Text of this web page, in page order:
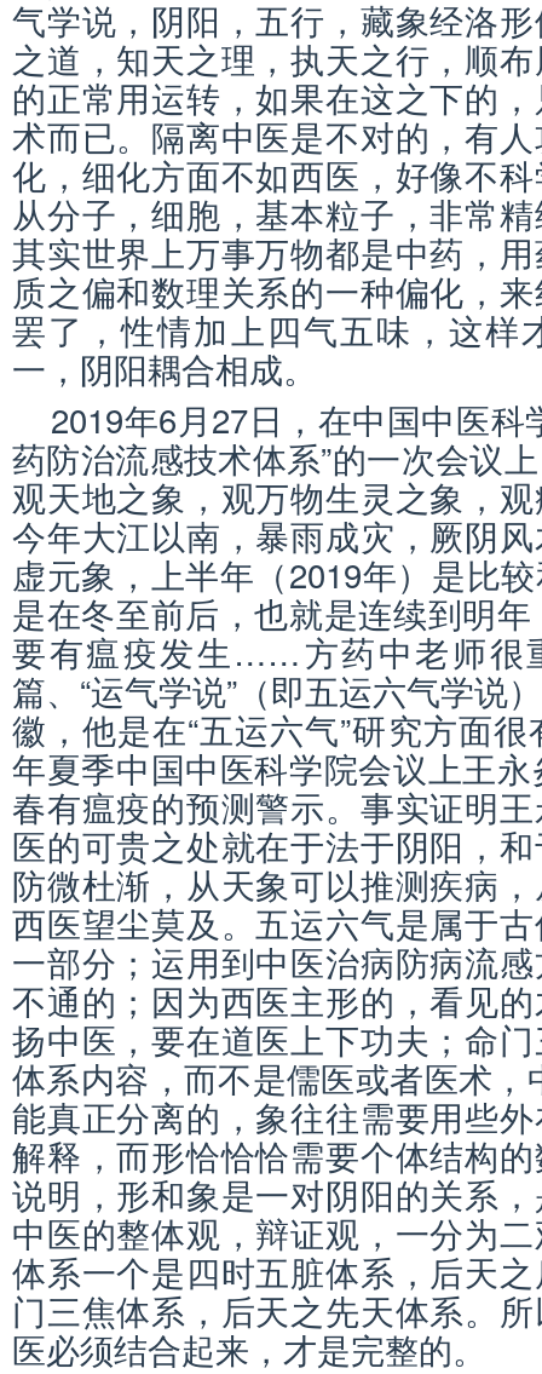
气学说，阴阳，五行，藏象经洛
之道，知天之理，执天之行，顺
的正常用运转，如果在这之下的
术而已。隔离中医是不对的，有
化，细化方面不如西医，好像不
从分子，细胞，基本粒子，非常
其实世界上万事万物都是中药，
质之偏和数理关系的一种偏化，
罢了，性情加上四气五味，这样
一，阴阳耦合相成。
2019年6月27日，在中国中医科
药防治流感技术体系”的一次会议
观天地之象，观万物生灵之象，
今年大江以南，暴雨成灾，厥阴
虚元象，上半年（2019年）是比
是在冬至前后，也就是连续到明
要有瘟疫发生……方药中老师很
篇、“运气学说”（即五运六气学
徽，他是在“五运六气”研究方面
年夏季中国中医科学院会议上王
春有瘟疫的预测警示。事实证明
医的可贵之处就在于法于阴阳，
防微杜渐，从天象可以推测疾病
西医望尘莫及。五运六气是属于
一部分；运用到中医治病防病流
不通的；因为西医主形的，看见
扬中医，要在道医上下功夫；命
体系内容，而不是儒医或者医术，
能真正分离的，象往往需要用些
解释，而形恰恰恰需要个体结构
说明，形和象是一对阴阳的关系
中医的整体观，辩证观，一分为
体系一个是四时五脏体系，后天
门三焦体系，后天之先天体系。
医必须结合起来，才是完整的。